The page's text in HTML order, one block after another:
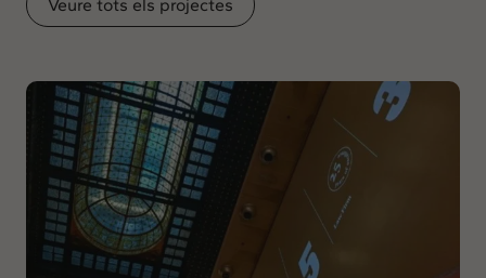
Veure tots els projectes